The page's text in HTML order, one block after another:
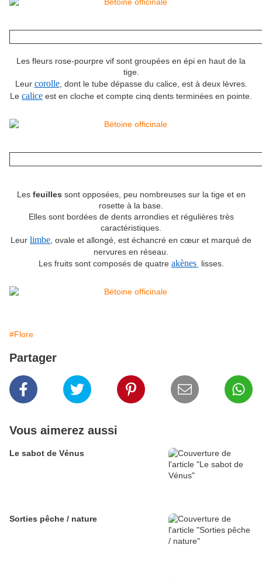
Les fleurs rose-pourpre vif sont groupées en épi en haut de la
tige.
Leur corolle, dont le tube dépasse du calice, est à deux lèvres.
Le calice est en cloche et compte cinq dents terminées en pointe.
Les feuilles sont opposées, peu nombreuses sur la tige et en
rosette à la base.
Elles sont bordées de dents arrondies et régulières très
caractéristiques.
Leur limbe , ovale et allongé, est échancré en cœur et marqué de
nervures en réseau.
Les fruits sont composés de quatre akènes lisses.
#Flore
Partager
Vous aimerez aussi
Le sabot de Vénus
Sorties pêche / nature